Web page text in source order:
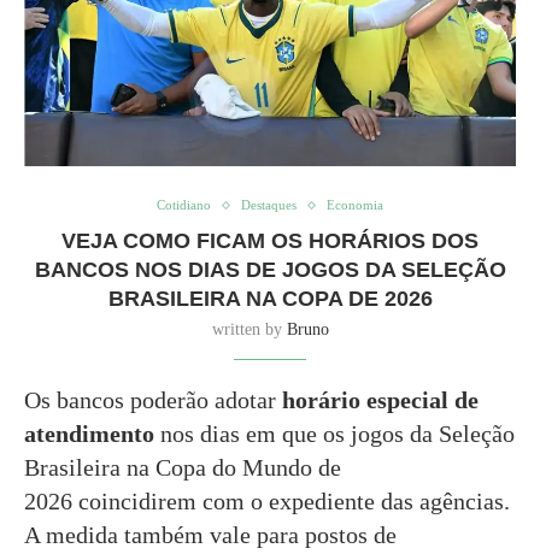
Cotidiano Destaques Economia
VEJA COMO FICAM OS HORÁRIOS DOS
BANCOS NOS DIAS DE JOGOS DA SELEÇÃO
BRASILEIRA NA COPA DE 2026
written by Bruno
Os bancos poderão adotar horário especial de
atendimento nos dias em que os jogos da Seleção
Brasileira na Copa do Mundo de
2026 coincidirem com o expediente das agências.
A medida também vale para postos de